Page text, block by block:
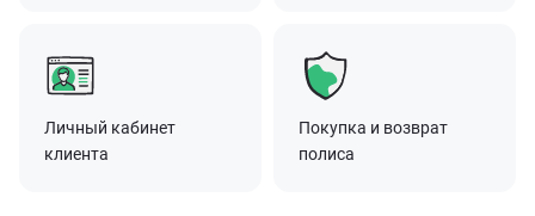
Личный кабинет
клиента
Покупка и возврат
полиса